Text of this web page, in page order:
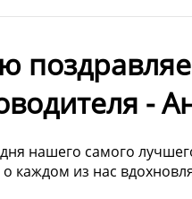
-
нашего самого
о каждом из нас